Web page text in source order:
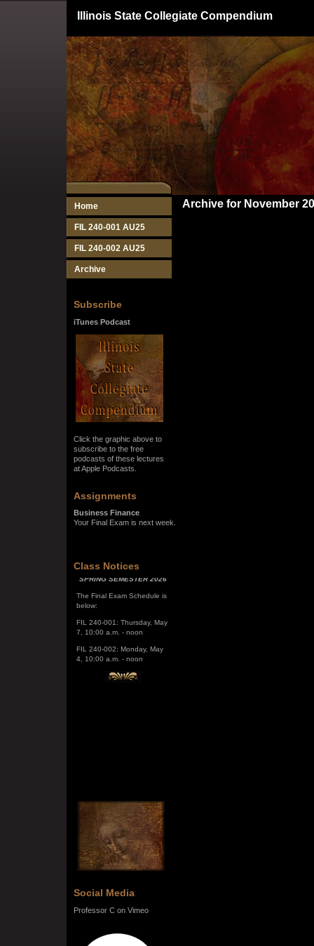
Illinois State Collegiate Compendium
Home
FIL 240-001 AU25
FIL 240-002 AU25
Archive
Subscribe
iTunes Podcast
Click the graphic above to
subscribe to the free
podcasts of these lectures
at Apple Podcasts.
Assignments
Business Finance
Your Final Exam is next week.
Class Notices
SPRING SEMESTER 2026
The Final Exam Schedule is
FIL 240-001: Thursday, May
FIL 240-002: Monday, May
Social Media
Professor C on Vimeo
Archive for November